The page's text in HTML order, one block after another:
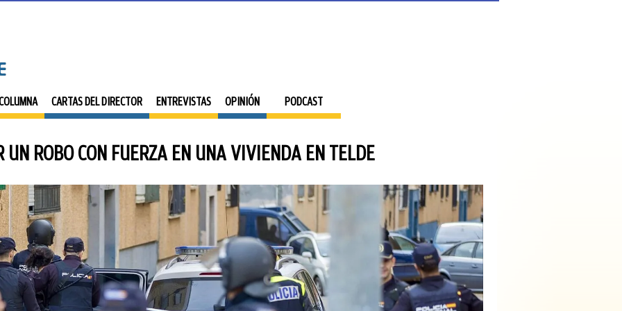
CARTAS DEL DIRECTOR ENTREVISTAS OPINIÓN PODCAST
UN ROBO CON FUERZA EN UNA VIVIENDA EN TELDE